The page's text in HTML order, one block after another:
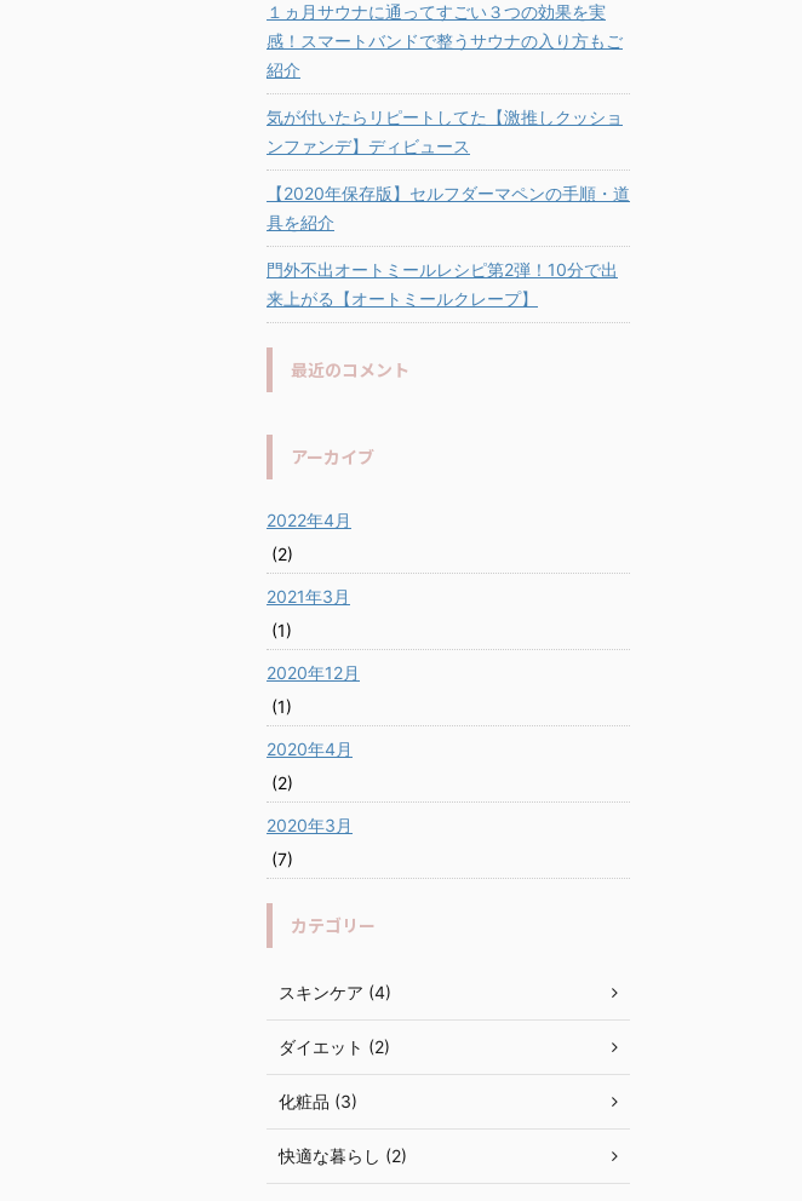
１ヵ月サウナに通ってすごい３つの効果を実
感！スマートバンドで整うサウナの入り方もご
紹介
気が付いたらリピートしてた【激推しクッショ
ンファンデ】ディビュース
【2020年保存版】セルフダーマペンの手順・道
具を紹介
門外不出オートミールレシピ第2弾！10分で出
来上がる【オートミールクレープ】
最近のコメント
アーカイブ
2022年4月
(2)
2021年3月
(1)
2020年12月
(1)
2020年4月
(2)
2020年3月
(7)
カテゴリー
スキンケア (4)
ダイエット (2)
化粧品 (3)
快適な暮らし (2)